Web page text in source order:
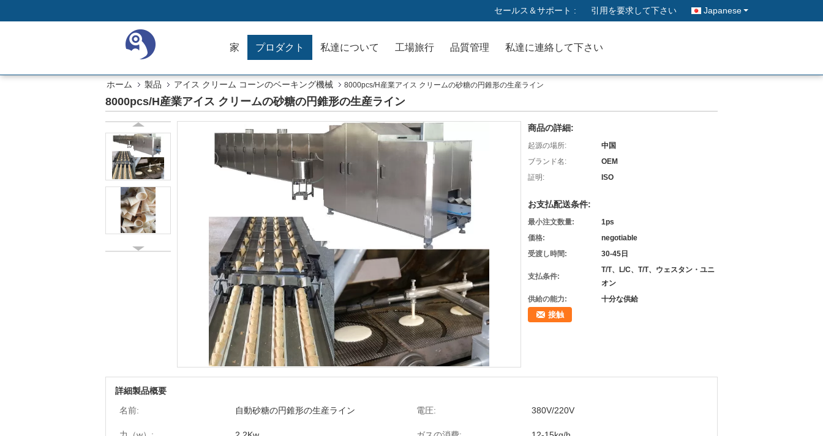
セールス＆サポート : 引用を要求して下さい Japanese
家 プロダクト 私達について 工場旅行 品質管理 私達に連絡して下さい
ホーム 製品 アイス クリーム コーンのベーキング機械 8000pcs/H産業アイス クリームの砂糖の円錐形の生産ライン
8000pcs/H産業アイス クリームの砂糖の円錐形の生産ライン
商品の詳細:
起源の場所:
中国
ブランド名:
OEM
証明:
ISO
お支払配送条件:
最小注文数量:
1ps
価格:
negotiable
受渡し時間:
30-45日
支払条件:
T/T、L/C、T/T、ウェスタン・ユニ
オン
供給の能力:
十分な供給
接触
詳細製品概要
名前:
自動砂糖の円錐形の生産ライン 電圧: 380V/220V